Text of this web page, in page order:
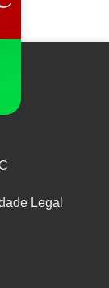
Legal